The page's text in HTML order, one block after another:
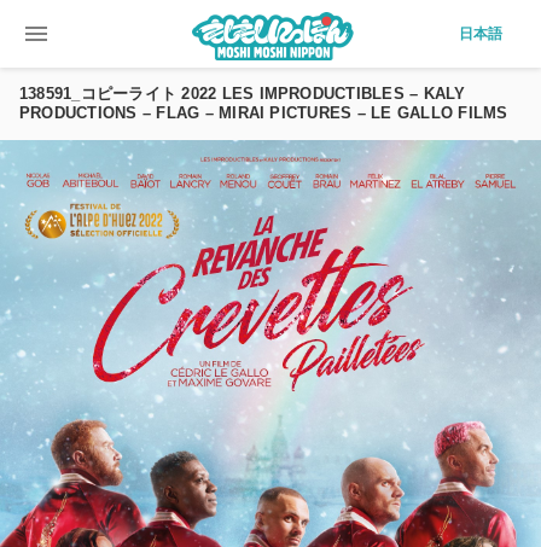
menu 日本語
138591_コピーライト 2022 LES IMPRODUCTIBLES – KALY
PRODUCTIONS – FLAG – MIRAI PICTURES – LE GALLO FILMS